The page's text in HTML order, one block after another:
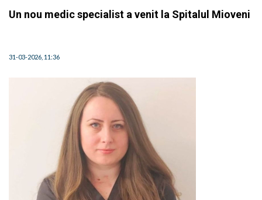
Un nou medic specialist a venit la Spitalul Mioveni
31-03-2026, 11:36